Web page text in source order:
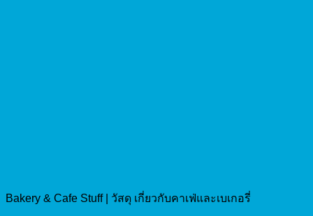
Bakery & Cafe Stuff | วัสดุ เกี่ยวกับคาเฟ่และเบเกอรี่